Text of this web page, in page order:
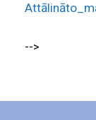
-->